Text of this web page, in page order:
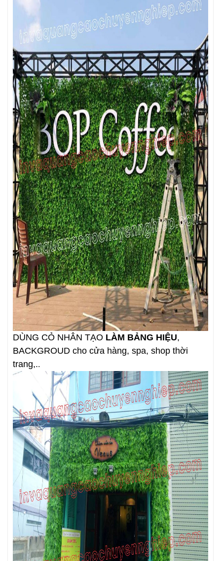
DÙNG CỎ NHÂN TẠO LÀM BẢNG HIỆU,
BACKGROUD cho cửa hàng, spa, shop thời
trang,..